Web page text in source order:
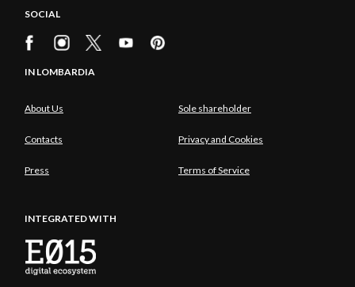
SOCIAL
IN LOMBARDIA
About Us Sole shareholder
Contacts Privacy and Cookies
Press Terms of Service
INTEGRATED WITH